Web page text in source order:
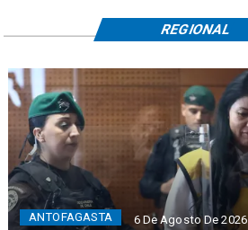
ANTOFAGASTA 6 De Agosto De 2026
REGIONAL